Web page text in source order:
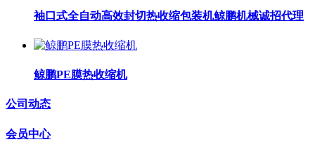
袖口式全自动高效封切热收缩包装机鲸鹏机械诚招代理
鲸鹏PE膜热收缩机
公司动态
会员中心